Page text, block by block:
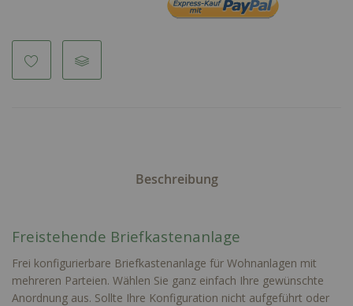
Beschreibung
Freistehende Briefkastenanlage
Frei konfigurierbare Briefkastenanlage für Wohnanlagen mit
mehreren Parteien. Wählen Sie ganz einfach Ihre gewünschte
Anordnung aus. Sollte Ihre Konfiguration nicht aufgeführt oder